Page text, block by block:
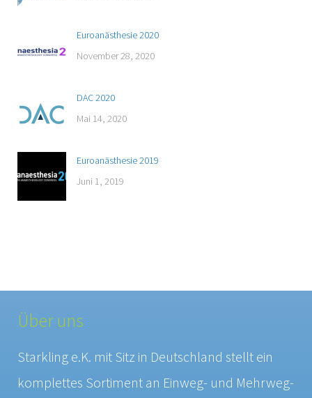
Euroanästhesie 2020
November 28, 2020
DAC 2020
Mai 14, 2020
Euroanästhesie 2019
Juni 1, 2019
Über uns
Starkling e.K. mit Sitz in Deutschland stellt ein
komplettes Sortiment an Einweg- und Mehrweg-